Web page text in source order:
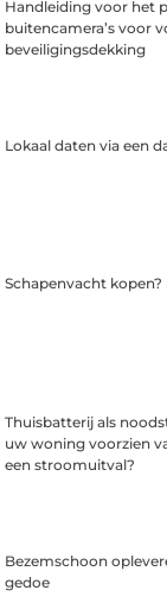
Handleiding voor het
buitencamera’s voor
beveiligingsdekking
Lokaal daten via een
Schapenvacht kopen?
Thuisbatterij als
uw woning voorzien
een stroomuitval?
Bezemschoon
gedoe